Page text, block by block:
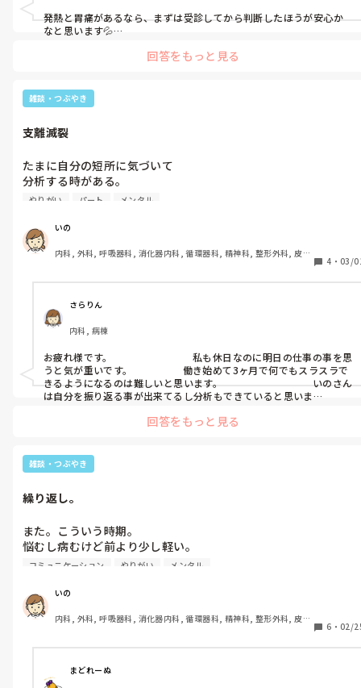
次の日、たまたま休みで、起きたら夕方。
PMSにも無縁だった私が、
年齢もあるのかなとか体質の変化かなとか
勝手にそう思ってたけど、
今回の婦人科の受診で分かった。
ホルモンバランスが著しく不安定だって。
生理痛が重くなったのも、
喜怒哀楽が単発的なのも、
性格じゃなくてホルモンバランスの問題って。
私は、
｢性格って思ってて…｣と。
自分でも不思議には思ってた。
でも性格って変わるしなーとか思って。
普段、怒らない性格だったのは確かで、
なのに、すぐイライラしてしまったり、
急に悲しくなって病んでしまったり。
性格や環境や今までの経験もあるけど
ホルモンバランスがかなり不安定だから
薬で整えると少しは良くなるかもよ
と先生に言われました。
そして今回の受診では、
子宮がんか何か腫瘍があるかもしれない
ほんと、人生いろいろありますね。
なんだか今は穏やかで、
勤務先のLINEグループで
見つからなかったから熱があっても出勤した
だけど、グループにLINEしたあと、
今日どうなったかは分かりません。
来ていないし…。
迷惑かけたな…。
胃痛と関節痛と発熱
胃炎かインフルかストレスか…？
考え事が多かったから気が滅入ってて
免疫力が落ちたかな。
今は熱はさがったけど、
胃痛と関節痛が続いててきつい。
でもやっぱり明日は出勤しようかな…。
発熱と胃痛があるなら、まずは受診してから判断したほうが安心か
なと思います💦
無理して長引くほうが結果的に周りにも自分にも負担が大きくなる
私自身、休むことにものすごく罪悪感があるタイプで、これまでほ
とんど休まずに働いてきました。
フラフラで行ってミスをするほうが怖いと思って受診してしっかり
調子が悪い状態で出勤すると、感染症でなくても周りが気を遣うこ
ともありますし、
まずは万全にしてからのほうが安心かなと思います。
回答をもっと見る
雑談・つぶやき
支離滅裂
たまに自分の短所に気づいて
分析する時がある。
結構、ふと無意識に。
そしてそれは今日も。
今日は私の家に友達が子供をつれて来た。
楽しすぎて気づいたら22時だった。
ここで思う。
｢あ、仕事行きたくない｣
｢辞めてしまおうか｣
重ねて、
｢週明けの仕事がこわい｣
多分みなさんの中には、
たくさんいらっしゃると思います。
だけど私の場合は、
明日も休みなのに2日後の仕事の事を
今日からすでに心が緊張してしまいます。
加えて、
休み明けの仕事で失敗してしまった時に
やりがい パート メンタル
いの
内科, 外科, 呼吸器科, 消化器内科, 循環器科, 精神科, 整形外科, 皮膚
4 ・ 03/
さらりん
内科, 病棟
お疲れ様です。　　　　　　　　私も休日なのに明日の仕事の事を思
うと気が重いです。　　　　　働き始めて3ヶ月で何でもスラスラで
きるようになるのは難しいと思います。　　　　　　　　　いのさん
は自分を振り返る事が出来てるし分析もできていると思いま
く見守ってくれているのではないですか？　　　　　私も仕事の負
けではないと自分に言い聞かせています。　　　雑音は気にしない事
です。
回答をもっと見る
雑談・つぶやき
繰り返し。
また。こういう時期。
悩むし病むけど前より少し軽い。
慣れてきたのかな、こんな自分に。
まず、仕事。
2ヶ月経って業務も少しずつ覚えてきた。
早さはまだまだ。
でも、楽しく働けてて、しかも皆優しい。
忙しくなると言葉が強くなる人もいますが
意地悪とかそういうのはないです(今のところ)。
コミュニケーション やりがい メンタル
いの
内科, 外科, 呼吸器科, 消化器内科, 循環器科, 精神科, 整形外科, 皮膚
6 ・ 02/
まどれーぬ